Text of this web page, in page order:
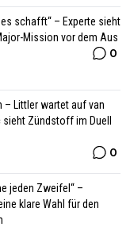
schafft“ – Experte sieht
Mission vor dem Aus
0
– Littler wartet auf van
sieht Zündstoff im Duell
0
jeden Zweifel“ –
klare Wahl für den